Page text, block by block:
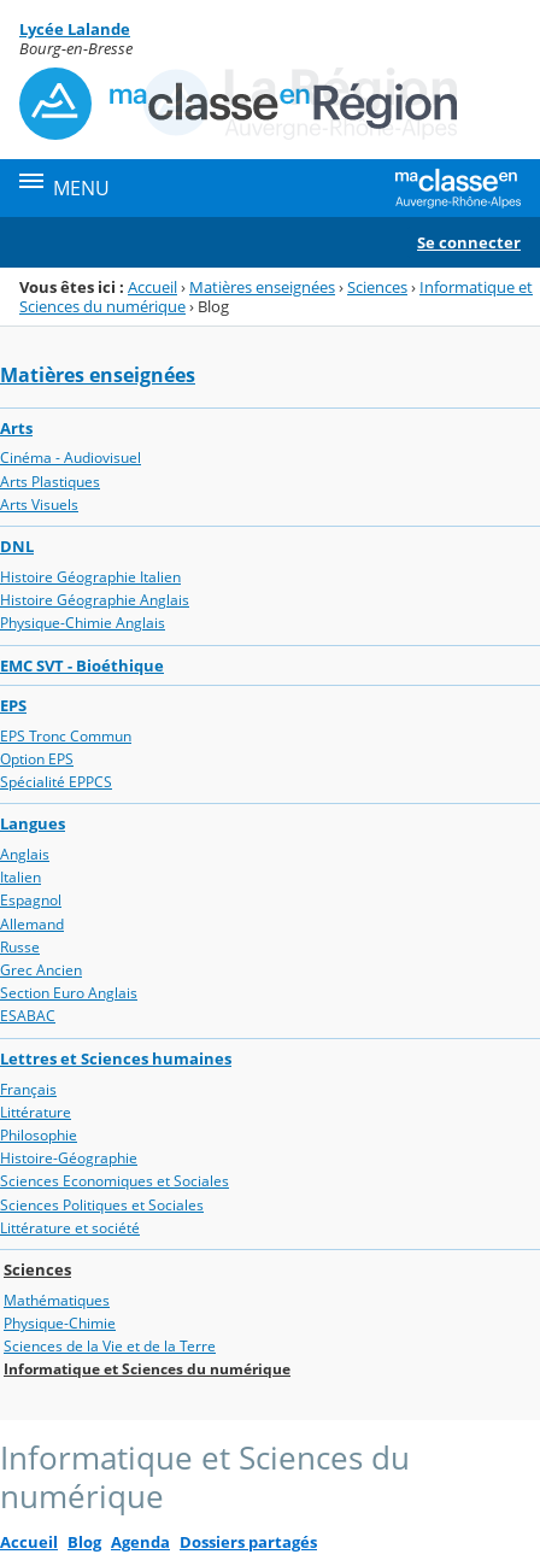
Menu de la rubrique
Contenu
Lycée Lalande
Bourg-en-Bresse
MENU
Se connecter
Vous êtes ici : Accueil› Matières enseignées›Sciences› Informatique et
Sciences du numérique› Blog
Matières enseignées
Arts
Cinéma - Audiovisuel
Arts Plastiques
Arts Visuels
DNL
Histoire Géographie Italien
Histoire Géographie Anglais
Physique-Chimie Anglais
EMC SVT - Bioéthique
EPS
EPS Tronc Commun
Option EPS
Spécialité EPPCS
Langues
Anglais
Italien
Espagnol
Allemand
Russe
Grec Ancien
Section Euro Anglais
ESABAC
Lettres et Sciences humaines
Français
Littérature
Philosophie
Histoire-Géographie
Sciences Economiques et Sociales
Sciences Politiques et Sociales
Littérature et société
Sciences
Mathématiques
Physique-Chimie
Sciences de la Vie et de la Terre
Informatique et Sciences du numérique
Informatique et Sciences du
numérique
Accueil Blog Agenda Dossiers partagés